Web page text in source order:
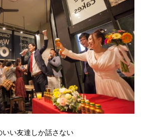
いい友達しか話さない